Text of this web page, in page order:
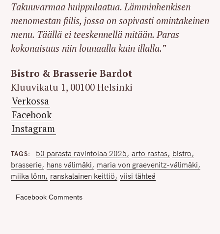
Takuuvarmaa huippulaatua. Lämminhenkisen
menomestan fiilis, jossa on sopivasti omintakeinen
menu. Täällä ei teeskennellä mitään. Paras
kokonaisuus niin lounaalla kuin illalla.”
Bistro & Brasserie Bardot
Kluuvikatu 1, 00100 Helsinki
Verkossa
Facebook
Instagram
TAGS 50 parasta ravintolaa 2025 arto rastas
bistro
brasserie hans välimäki
maria von graevenitz-välimäki
miika lönn ranskalainen keittiö viisi tähteä
Facebook Comments